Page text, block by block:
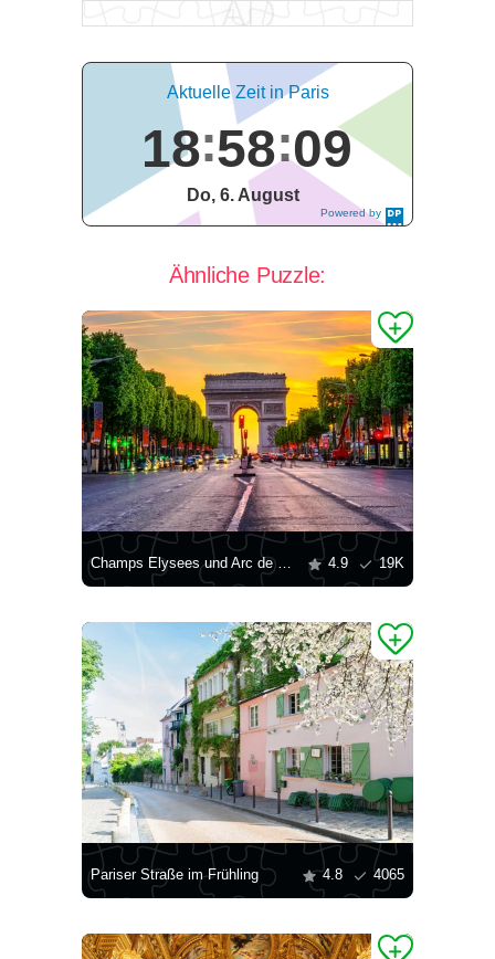
Powered by
DaysPedia.c
Aktuelle Zeit in Paris
18 58 10
Do, 6. August
Ähnliche Puzzle:
Champs Elysees und Arc de Triomphe 4.9 19K
Pariser Straße im Frühling 4.8 4065